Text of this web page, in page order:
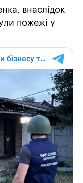
внаслідок
пожежі у